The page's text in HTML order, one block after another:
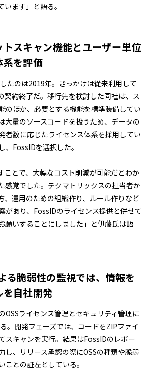
ます」と語る。
スキャン機能とユーザー単位
系を評価
たのは2019年。きっかけは従来利用して
契約終了だ。移行先を検討した同社は、ス
のほか、必要とする機能を標準装備してい
大量のソースコードを扱うため、データの
者数に応じたライセンス体系を採用してい
、FossIDを選択した。
ことで、大幅なコスト削減が可能だとわか
感覚でした。テクマトリックスの担当者か
、運用のための組織作り、ルール作りなど
があり、FossIDのライセンス提供と併せて
願いすることにしました」と伊藤氏は語
る脆弱性の監視では、情報を
自社開発
OSSライセンス管理とセキュリティ管理に
。開発フェーズでは、コードをZIPファイ
スキャンを実行。結果はFossIDのレポー
し、リリース承認の際にOSSの種類や脆弱
ことの証左としている。